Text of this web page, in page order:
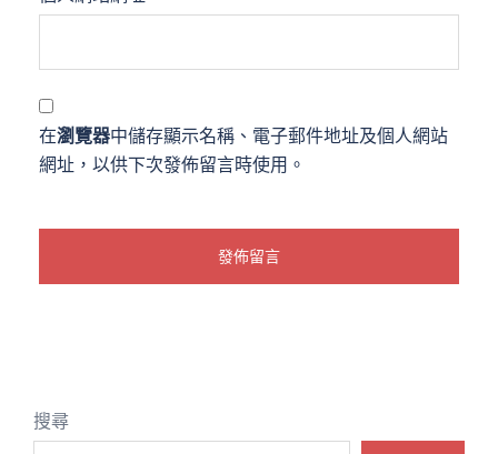
在瀏覽器中儲存顯示名稱、電子郵件地址及個人網站
網址，以供下次發佈留言時使用。
搜尋